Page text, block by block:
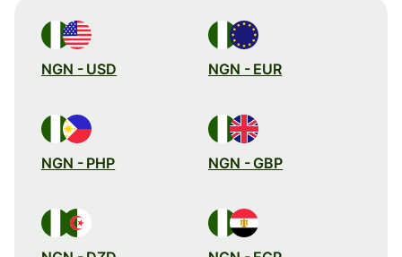
NGN - USD NGN - EUR
NGN - PHP NGN - GBP